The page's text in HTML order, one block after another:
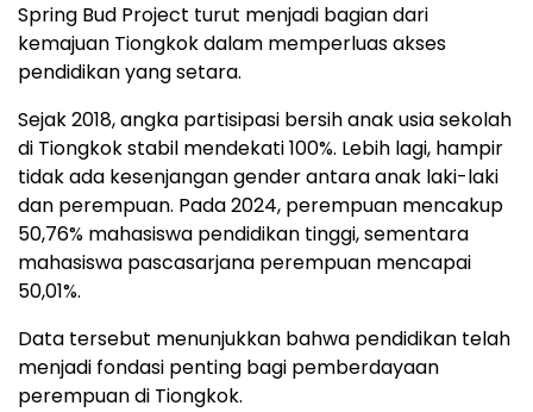
Spring Bud Project turut menjadi bagian dari
kemajuan Tiongkok dalam memperluas akses
pendidikan yang setara.
Sejak 2018, angka partisipasi bersih anak usia sekolah
di Tiongkok stabil mendekati 100%. Lebih lagi, hampir
tidak ada kesenjangan gender antara anak laki-laki
dan perempuan. Pada 2024, perempuan mencakup
50,76% mahasiswa pendidikan tinggi, sementara
mahasiswa pascasarjana perempuan mencapai
50,01%.
Data tersebut menunjukkan bahwa pendidikan telah
menjadi fondasi penting bagi pemberdayaan
perempuan di Tiongkok.